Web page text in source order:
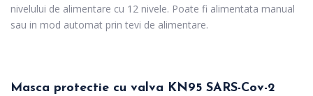
nivelului de alimentare cu 12 nivele. Poate fi alimentata manual
sau in mod automat prin tevi de alimentare.
Masca protectie cu valva KN95 SARS-Cov-2